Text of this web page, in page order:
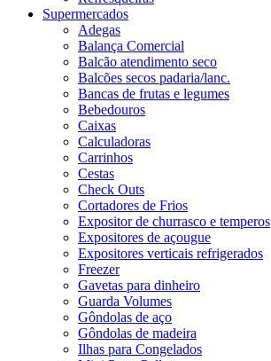
Supermercados
Adegas
Balança Comercial
Balcão atendimento seco
Balcões secos padaria/lanc.
Bancas de frutas e legumes
Bebedouros
Caixas
Calculadoras
Carrinhos
Cestas
Check Outs
Cortadores de Frios
Expositor de churrasco e temperos
Expositores de açougue
Expositores verticais refrigerados
Freezer
Gavetas para dinheiro
Guarda Volumes
Gôndolas de aço
Gôndolas de madeira
Ilhas para Congelados